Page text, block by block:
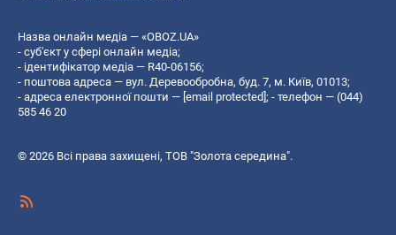
Назва онлайн медіа — «OBOZ.UA»
- суб'єкт у сфері онлайн медіа;
- ідентифікатор медіа — R40-06156;
- поштова адреса — вул. Деревообробна, буд. 7, м. Київ, 01013;
- адреса електронної пошти — [email protected]; - телефон — (044)
585 46 20
© 2026 Всі права захищені, ТОВ "Золота середина".